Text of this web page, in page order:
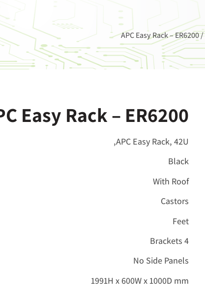
/ APC Easy Rack – ER6200
Easy Rack – ER6200
APC Easy Rack, 42U,
Black
With Roof
Castors
Feet
4 Brackets
No Side Panels
1991H x 600W x 1000D mm